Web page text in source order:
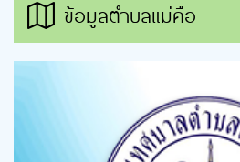
ข้อมูลตำบลแม่คือ